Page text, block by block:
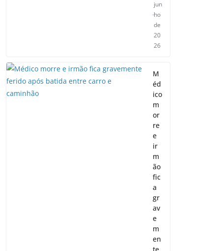
jun
ho
de
20
26
M
éd
ico
m
or
re
e
ir
m
ão
fic
a
gr
av
e
m
en